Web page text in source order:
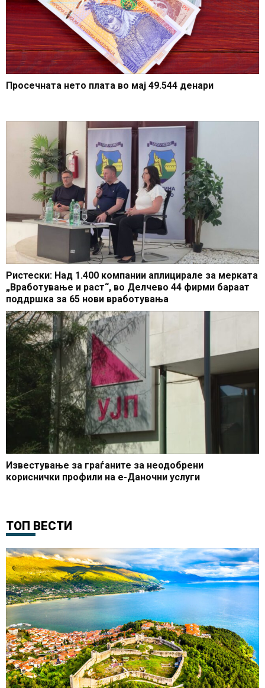
Просечната нето плата во мај 49.544 денари
Ристески: Над 1.400 компании аплицирале за мерката
„Вработување и раст“, во Делчево 44 фирми бараат
поддршка за 65 нови вработувања
Известување за граѓаните за неодобрени
кориснички профили на е-Даночни услуги
ТОП ВЕСТИ